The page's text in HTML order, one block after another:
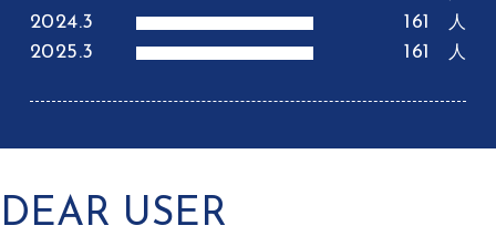
2024.3 161 人
2025.3 161 人
DEAR USER